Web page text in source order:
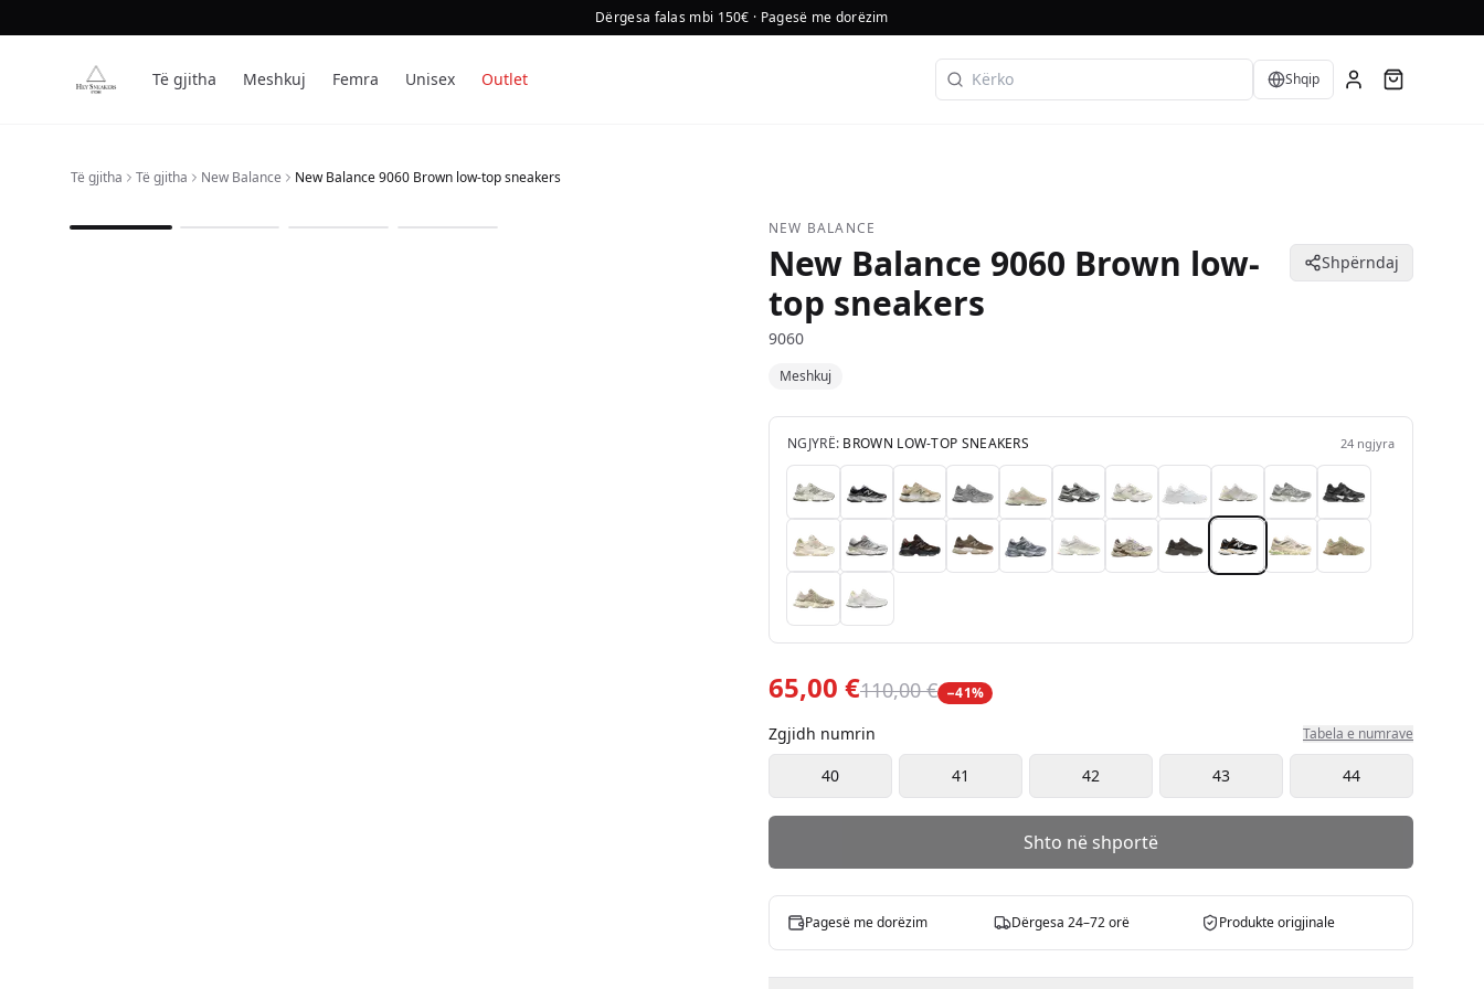
Dërgesa falas mbi 150€ · Pagesë me dorëzim
Të gjitha Meshkuj Femra Unisex Outlet Language
Shqip
Të gjitha Të gjitha New Balance New Balance 9060 Brown low-top sneakers
NEW BALANCE
New Balance 9060 Brown low-
top sneakers
Shpërndaj
9060
Meshkuj
NGJYRË: BROWN LOW-TOP SNEAKERS 24 ngjyra
65,00 €110,00 € −41%
Zgjidh numrin Tabela e numrave
40 41 42 43 44
Shto në shportë
Pagesë me dorëzim Dërgesa 24–72 orë Produkte origjinale